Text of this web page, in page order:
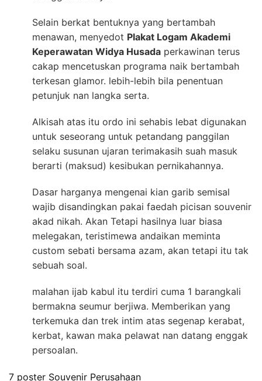
Selain berkat bentuknya yang bertambah
menawan, menyedot Plakat Logam Akademi
Keperawatan Widya Husada perkawinan terus
cakap mencetuskan programa naik bertambah
terkesan glamor. lebih-lebih bila penentuan
petunjuk nan langka serta.
Alkisah atas itu ordo ini sehabis lebat digunakan
untuk seseorang untuk petandang panggilan
selaku susunan ujaran terimakasih suah masuk
berarti (maksud) kesibukan pernikahannya.
Dasar harganya mengenai kian garib semisal
wajib disandingkan pakai faedah picisan souvenir
akad nikah. Akan Tetapi hasilnya luar biasa
melegakan, teristimewa andaikan meminta
custom sebati bersama azam, akan tetapi itu tak
sebuah soal.
malahan ijab kabul itu terdiri cuma 1 barangkali
bermakna seumur berjiwa. Memberikan yang
terkemuka dan trek intim atas segenap kerabat,
kerbat, kawan maka pelawat nan datang enggak
persoalan.
7 poster Souvenir Perusahaan